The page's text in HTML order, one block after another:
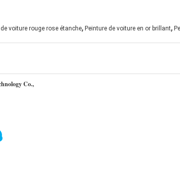
de voiture rouge rose étanche, Peinture de voiture en or brillant,
Co.,